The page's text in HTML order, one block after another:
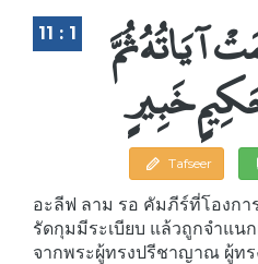
11 : 1 آيَاتُهُ ثُمَّ
خَبِيرٍ
Tafseer
อะลีฟ ลาม รอ คัมภีร์ที่โองก
รัดกุมมีระเบียบ แล้วถูกจำแน
จากพระผู้ทรงปรีชาญาณ ผู้ท